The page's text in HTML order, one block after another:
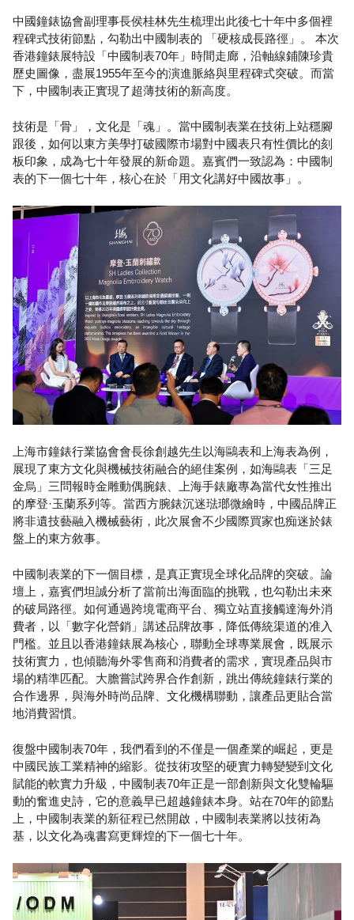
中國鐘錶協會副理事長侯桂林先生梳理出此後七十年中多個裡
程碑式技術節點，勾勒出中國制表的 「硬核成長路徑」。 本次
香港鐘錶展特設「中國制表70年」時間走廊，沿軸線鋪陳珍貴
歷史圖像，盡展1955年至今的演進脈絡與里程碑式突破。而當
下，中國制表正實現了超薄技術的新高度。
技術是「骨」，文化是「魂」。當中國制表業在技術上站穩腳
跟後，如何以東方美學打破國際市場對中國表只有性價比的刻
板印象，成為七十年發展的新命題。嘉賓們一致認為：中國制
表的下一個七十年，核心在於「用文化講好中國故事」。
上海市鐘錶行業協會會長徐創越先生以海鷗表和上海表為例，
展現了東方文化與機械技術融合的絕佳案例，如海鷗表「三足
金烏」三問報時金雕動偶腕錶、上海手錶廠專為當代女性推出
的摩登·玉蘭系列等。當西方腕錶沉迷琺瑯微繪時，中國品牌正
將非遺技藝融入機械藝術，此次展會不少國際買家也痴迷於錶
盤上的東方敘事。
中國制表業的下一個目標，是真正實現全球化品牌的突破。論
壇上，嘉賓們坦誠分析了當前出海面臨的挑戰，也勾勒出未來
的破局路徑。如何通過跨境電商平台、獨立站直接觸達海外消
費者，以「數字化營銷」講述品牌故事，降低傳統渠道的准入
門檻。並且以香港鐘錶展為核心，聯動全球專業展會，既展示
技術實力，也傾聽海外零售商和消費者的需求，實現產品與市
場的精準匹配。大膽嘗試跨界合作創新，跳出傳統鐘錶行業的
合作邊界，與海外時尚品牌、文化機構聯動，讓產品更貼合當
地消費習慣。
復盤中國制表70年，我們看到的不僅是一個產業的崛起，更是
中國民族工業精神的縮影。從技術攻堅的硬實力轉變變到文化
賦能的軟實力升級，中國制表70年正是一部創新與文化雙輪驅
動的奮進史詩，它的意義早已超越鐘錶本身。站在70年的節點
上，中國制表業的新征程已然開啟，中國制表業將以技術為
基，以文化為魂書寫更輝煌的下一個七十年。